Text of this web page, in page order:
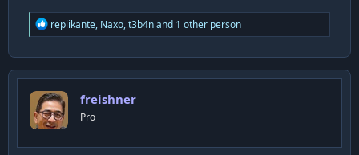
R
e
c
t
o
n
s
replikante, Naxo,t3b4nand 1 other person
freishner
Pro